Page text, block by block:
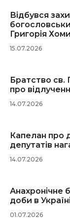
Відбувся
Григорія
15.07.2026
Братство св.
про
14.07.2026
Капелан про
депутатів
14.07.2026
Анахронічне
доби в
01.07.2026